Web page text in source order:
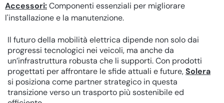
Accessori:Componenti essenziali per migliorare
l'installazione e la manutenzione.
Il futuro della mobilità elettrica dipende non solo dai
progressi tecnologici nei veicoli, ma anche da
un’infrastruttura robusta che li supporti. Con prodotti
progettati per affrontare le sfide attuali e future,Solera
si posiziona come partner strategico in questa
transizione verso un trasporto più sostenibile ed